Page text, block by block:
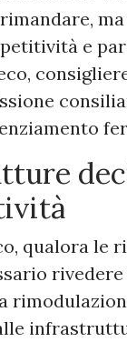
e
qualora le